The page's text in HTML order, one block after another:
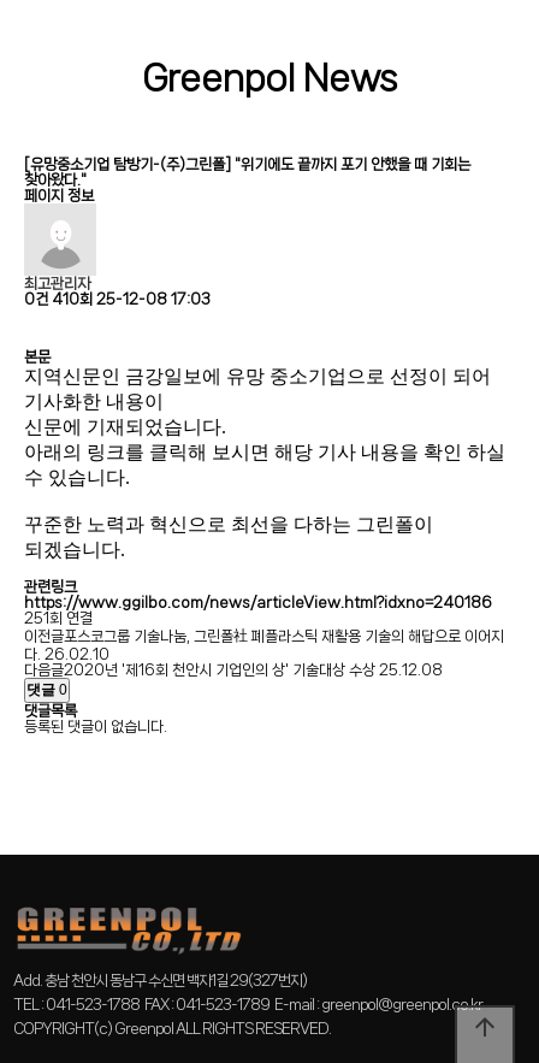
Greenpol News
Greenpol News
[유망중소기업 탐방기-(주)그린폴] "위기에도 끝까지 포기 안했을 때 기회는
찾아왔다."
페이지 정보
최고관리자
0건 410회 25-12-08 17:03
본문
지역신문인 금강일보에 유망 중소기업으로 선정이 되어
기사화한 내용이
신문에 기재되었습니다.
아래의 링크를 클릭해 보시면 해당 기사 내용을 확인 하실
수 있습니다.
꾸준한 노력과 혁신으로 최선을 다하는 그린폴이
되겠습니다.
관련링크
https://www.ggilbo.com/news/articleView.html?idxno=240186
251회 연결
이전글포스코그룹 기술나눔, 그린폴社 폐플라스틱 재활용 기술의 해답으로 이어지
다. 26.02.10
다음글2020년 '제16회 천안시 기업인의 상' 기술대상 수상 25.12.08
댓글 0
댓글목록
등록된 댓글이 없습니다.
Add. 충남 천안시 동남구 수신면 백자1길 29(327번지)
TEL : 041-523-1788 FAX : 041-523-1789 E-mail : greenpol@greenpol.co.kr
COPYRIGHT(c) Greenpol ALL RIGHTS RESERVED.
arrow_upward